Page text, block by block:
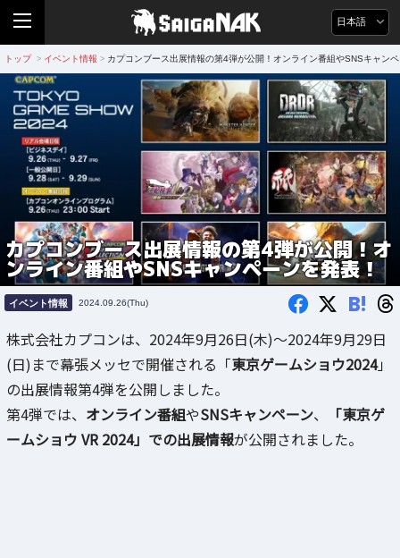
日本語
トップ > イベント情報 > カプコンブース出展情報の第4弾が公開！オンライン番組やSNSキャン
カプコンブース出展情報の第4弾が公開！オ
ンライン番組やSNSキャンペーンを発表！
イベント情報 2024.09.26(Thu) B!
株式会社カプコンは、2024年9月26日(木)～2024年9月29日
(日)まで幕張メッセで開催される「東京ゲームショウ2024」
の出展情報第4弾を公開しました。
第4弾では、 オンライン番組やSNSキャンペーン、
「東京ゲ
ームショウ VR 2024」での出展情報が公開されました。